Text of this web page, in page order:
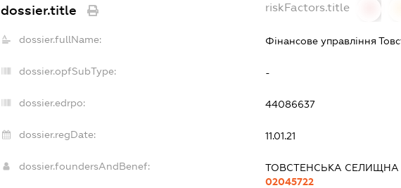
dossier.title riskFactors.title
dossier.fullName: Фінансове управління
dossier.opfSubType: -
dossier.edrpo: 44086637
dossier.regDate: 11.01.21
dossier.foundersAndBenef:
ТОВСТЕНСЬКА СЕЛИЩНА
02045722